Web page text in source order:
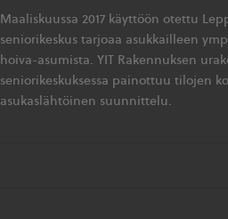
Maaliskuussa 2017 käyttöön otettu
seniorikeskus tarjoaa asukkailleen
hoiva-asumista. YIT Rakennuksen
seniorikeskuksessa painottuu tilojen
asukaslähtöinen suunnittelu.